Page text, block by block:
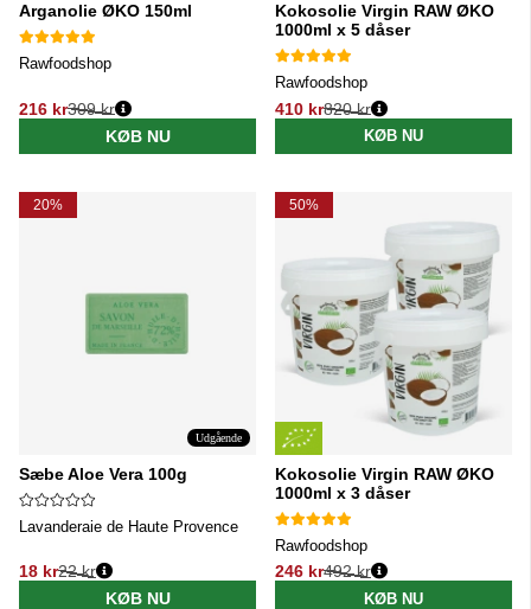
Arganolie ØKO 150ml
Rawfoodshop
216 kr
Normalpris:
309 kr
KØB NU
Kokosolie Virgin RAW ØKO
1000ml x 5 dåser
Rawfoodshop
410 kr
Normalpris:
820 kr
KØB NU
20%
Udgående
Sæbe Aloe Vera 100g
Lavanderaie de Haute Provence
18 kr
Normalpris:
22 kr
KØB NU
50%
Kokosolie Virgin RAW ØKO
1000ml x 3 dåser
Rawfoodshop
246 kr
Normalpris:
492 kr
KØB NU